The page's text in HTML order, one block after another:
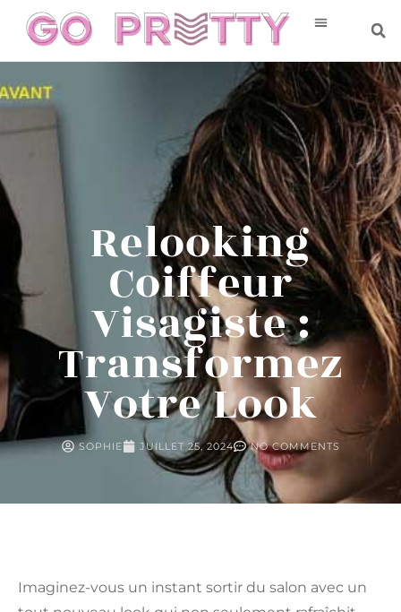
Relooking
Coiffeur
Visagiste :
Transformez
Votre Look
SOPHIE JUILLET 25, 2024 NO COMMENTS
Imaginez-vous un instant sortir du salon avec un